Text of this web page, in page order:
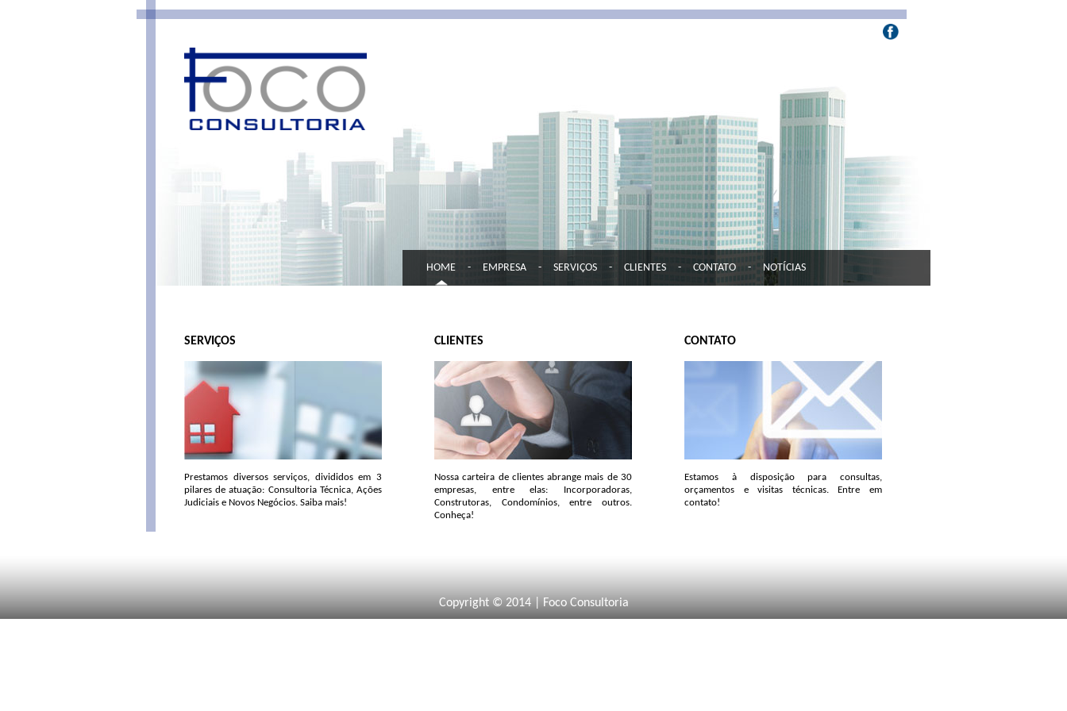
HOME - EMPRESA - SERVIÇOS - CLIENTES - CONTATO - NOTÍCIAS
SERVIÇOS
Prestamos diversos serviços, divididos em 3
pilares de atuação: Consultoria Técnica, Ações
Judiciais e Novos Negócios. Saiba mais!
CLIENTES
Nossa carteira de clientes abrange mais de 30
empresas, entre elas: Incorporadoras,
Construtoras, Condomínios, entre outros.
Conheça!
CONTATO
Estamos à disposição para consultas,
orçamentos e visitas técnicas. Entre em
contato!
Copyright © 2014 | Foco Consultoria